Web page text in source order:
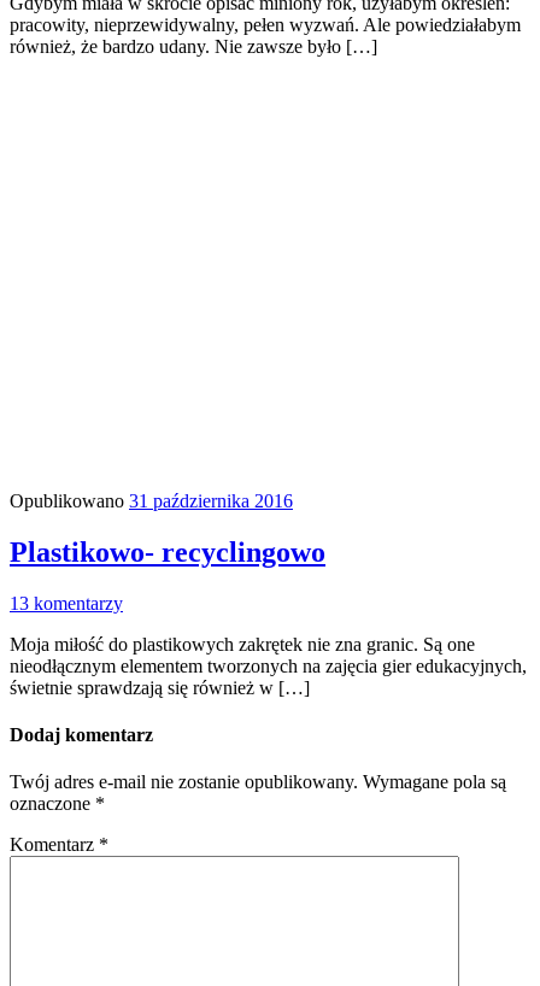
pracowity, nieprzewidywalny, pełen wyzwań. Ale powiedziałabym
również, że bardzo udany. Nie zawsze było […]
Opublikowano 31 października 2016
Plastikowo- recyclingowo
13 komentarzy
Moja miłość do plastikowych zakrętek nie zna granic. Są one
nieodłącznym elementem tworzonych na zajęcia gier edukacyjnych,
świetnie sprawdzają się również w […]
Dodaj komentarz
Twój adres e-mail nie zostanie opublikowany. Wymagane pola są
oznaczone *
Komentarz *